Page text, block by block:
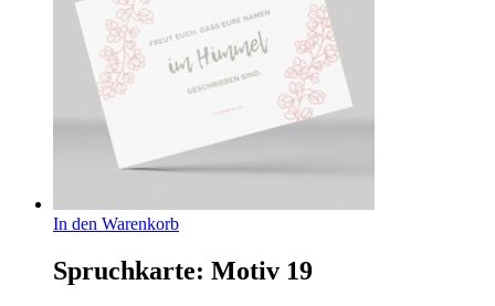
In den Warenkorb
Spruchkarte: Motiv 19